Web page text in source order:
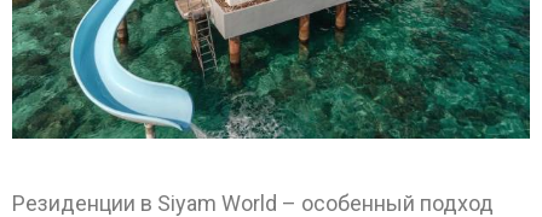
Резиденции в Siyam World – особенный подход